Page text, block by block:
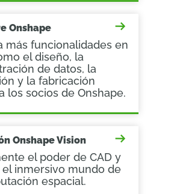
Onshape
más funcionalidades en
el diseño, la
de datos, la
y la fabricación
los socios de Onshape.
Onshape Vision
el poder de CAD y
el inmersivo mundo de
espacial.